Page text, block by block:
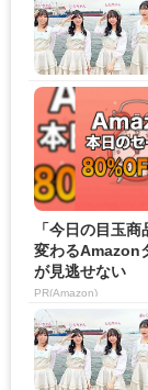
「今日の目玉
変わるAmazon
が見逃せない
PR(Amazon)